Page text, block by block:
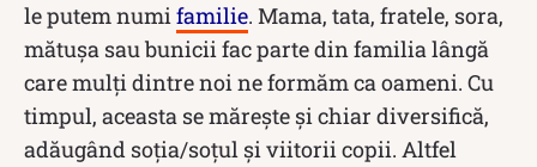
le putem numifamilie. Mama, tata, fratele, sora,
mătușa sau bunicii fac parte din familia lângă
care mulți dintre noi ne formăm ca oameni. Cu
timpul, aceasta se mărește și chiar diversifică,
adăugând soția/soțul și viitorii copii. Altfel